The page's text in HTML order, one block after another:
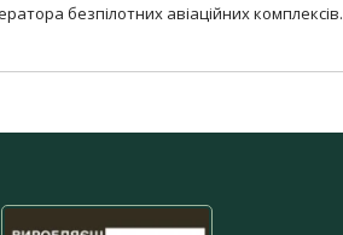
безпілотних авіаційних комплексів.